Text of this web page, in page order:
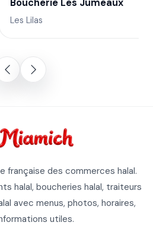
Boucherie Les Jumeaux
Les Lilas
française des commerces halal.
halal, boucheries halal, traiteurs
avec menus, photos, horaires,
utiles.